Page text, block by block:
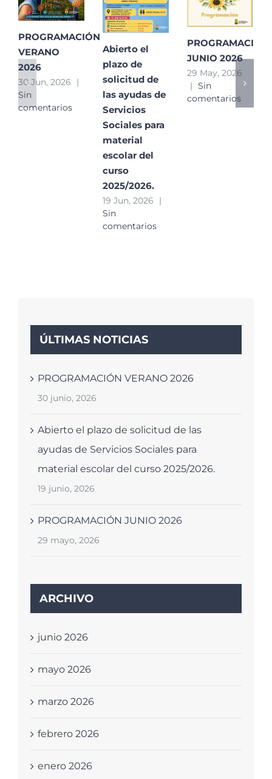
PROGRAMACIÓN
VERANO
2026
30 Jun, 2026
|
Sin
comentarios
Abierto el
plazo de
solicitud de
las ayudas de
Servicios
Sociales para
material
escolar del
curso
2025/2026.
19 Jun, 2026
|
Sin
comentarios
PROGRAMACIÓN
JUNIO 2026
29 May, 2026
| Sin
comentarios
ÚLTIMAS NOTICIAS
PROGRAMACIÓN VERANO 2026
30 junio, 2026
Abierto el plazo de solicitud de las
ayudas de Servicios Sociales para
material escolar del curso 2025/2026.
19 junio, 2026
PROGRAMACIÓN JUNIO 2026
29 mayo, 2026
ARCHIVO
junio 2026
mayo 2026
marzo 2026
febrero 2026
enero 2026